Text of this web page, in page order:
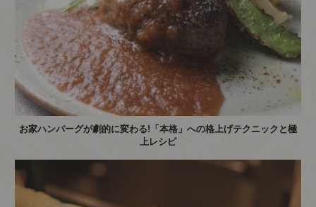
お家ハンバーグが劇的に変わる!「本格」への格上げテクニックと極
上レシピ